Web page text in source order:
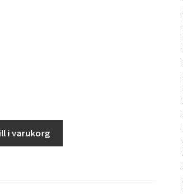
i varukorg